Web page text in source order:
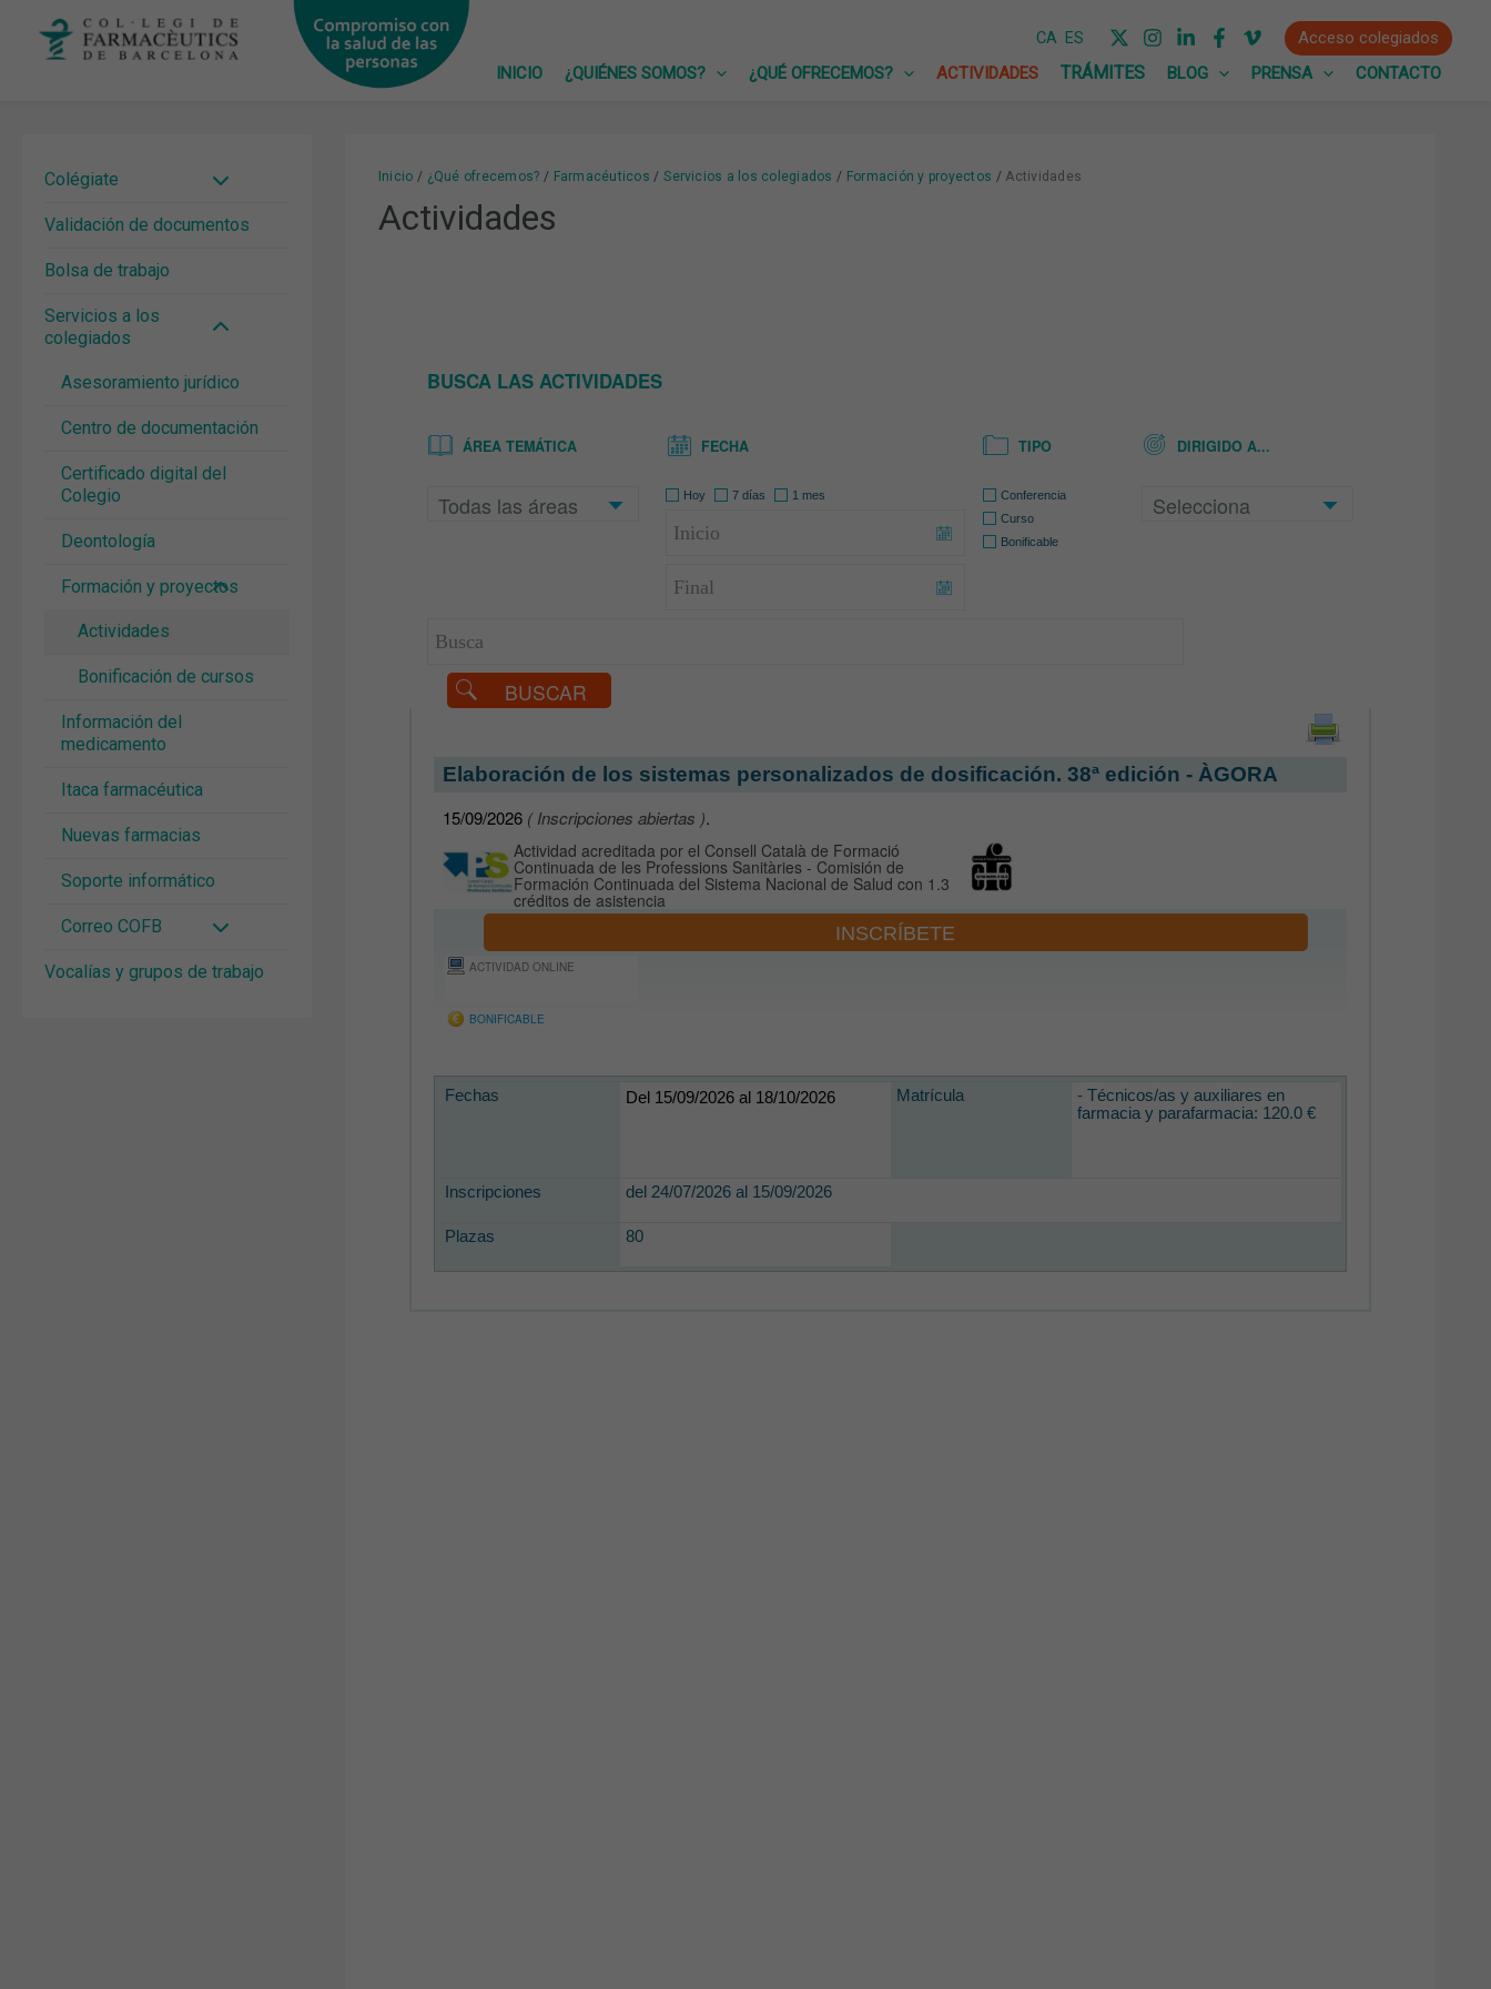
CA ES
Acceso colegiados
INICIO
¿QUIÉNES SOMOS? ¿QUÉ OFRECEMOS? ACTIVIDADES BLOG PRENSA CONTACTO
Validación de documentos
Bolsa de trabajo
Servicios a los
colegiados
Asesoramiento jurídico
Centro de documentación
Certificado digital del
Colegio
Deontología
Formación y proyectos
Actividades
Bonificación de cursos
Información del
medicamento
Itaca farmacéutica
Nuevas farmacias
Soporte informático
Correo COFB
Vocalías y grupos de trabajo
Inicio ¿Qué ofrecemos? Farmacéuticos Servicios a los colegiados Formación y proyectos Actividades
Actividades